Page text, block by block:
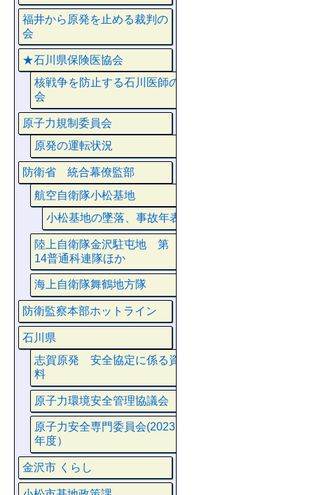
福井から原発を止める裁判の
会
★石川県保険医協会
核戦争を防止する石川医師の
会
原子力規制委員会
原発の運転状況
防衛省 統合幕僚監部
航空自衛隊小松基地
小松基地の墜落、事故年表
陸上自衛隊金沢駐屯地 第
14普通科連隊ほか
海上自衛隊舞鶴地方隊
防衛監察本部ホットライン
石川県
志賀原発 安全協定に係る資
料
原子力環境安全管理協議会
原子力安全専門委員会(2023
年度）
金沢市 くらし